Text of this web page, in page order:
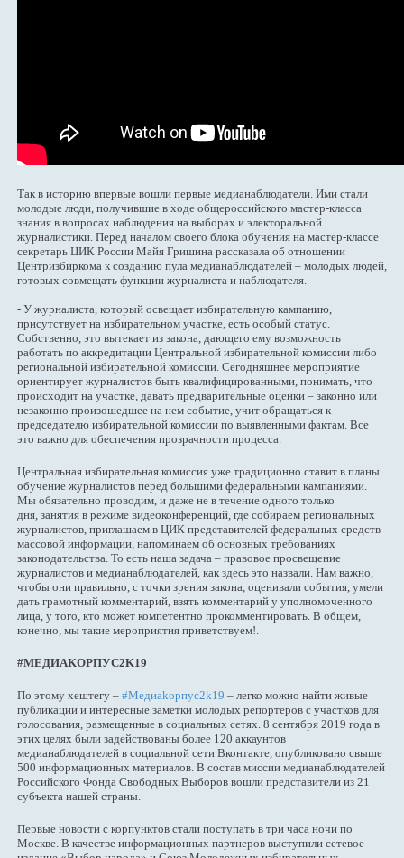
Так в историю впервые вошли первые медианаблюдатели. Ими стали
молодые люди, получившие в ходе общероссийского мастер-класса
знания в вопросах наблюдения на выборах и электоральной
журналистики. Перед началом своего блока обучения на мастер-классе
секретарь ЦИК России Майя Гришина рассказала об отношении
Центризбиркома к созданию пула медианаблюдателей – молодых людей,
готовых совмещать функции журналиста и наблюдателя.
- У журналиста, который освещает избирательную кампанию,
присутствует на избирательном участке, есть особый статус.
Собственно, это вытекает из закона, дающего ему возможность
работать по аккредитации Центральной избирательной комиссии либо
региональной избирательной комиссии. Сегодняшнее мероприятие
ориентирует журналистов быть квалифицированными, понимать, что
происходит на участке, давать предварительные оценки – законно или
незаконно произошедшее на нем событие, учит обращаться к
председателю избирательной комиссии по выявленными фактам. Все
это важно для обеспечения прозрачности процесса.
Центральная избирательная комиссия уже традиционно ставит в планы
обучение журналистов перед большими федеральными кампаниями.
Мы обязательно проводим, и даже не в течение одного только
дня, занятия в режиме видеоконференций, где собираем региональных
журналистов, приглашаем в ЦИК представителей федеральных средств
массовой информации, напоминаем об основных требованиях
законодательства. То есть наша задача – правовое просвещение
журналистов и медианаблюдателей, как здесь это назвали. Нам важно,
чтобы они правильно, с точки зрения закона, оценивали события, умели
дать грамотный комментарий, взять комментарий у уполномоченного
лица, у того, кто может компетентно прокомментировать. В общем,
конечно, мы такие мероприятия приветствуем!.
#МЕДИАKОРПУС2K19
По этому хештегу – #Медиаkорпус2k19 – легко можно найти живые
публикации и интересные заметки молодых репортеров с участков для
голосования, размещенные в социальных сетях. 8 сентября 2019 года в
этих целях были задействованы более 120 аккаунтов
медианаблюдателей в социальной сети Вконтакте, опубликовано свыше
500 информационных материалов. В состав миссии медианаблюдателей
Российского Фонда Свободных Выборов вошли представители из 21
субъекта нашей страны.
Первые новости с корпунктов стали поступать в три часа ночи по
Москве. В качестве информационных партнеров выступили сетевое